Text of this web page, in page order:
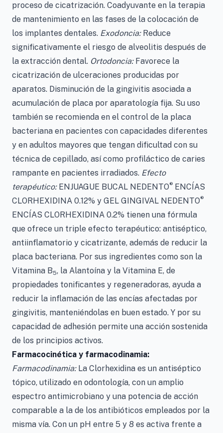
proceso de cicatrización. Coadyuvante en la terapia
de mantenimiento en las fases de la colocación de
los implantes dentales. Exodoncia:Reduce
significativamente el riesgo de alveolitis después de
la extracción dental. Ortodoncia:Favorece la
cicatrización de ulceraciones producidas por
aparatos. Disminución de la gingivitis asociada a
acumulación de placa por aparatología fija. Su uso
también se recomienda en el control de la placa
bacteriana en pacientes con capacidades diferentes
y en adultos mayores que tengan dificultad con su
técnica de cepillado, así como profiláctico de caries
rampante en pacientes irradiados. Efecto
terapéutico:ENJUAGUE BUCAL NEDENTO® ENCÍAS
CLORHEXIDINA 0.12% y GEL GINGIVAL NEDENTO®
ENCÍAS CLORHEXIDINA 0.2% tienen una fórmula
que ofrece un triple efecto terapéutico: antiséptico,
antiinflamatorio y cicatrizante, además de reducir la
placa bacteriana. Por sus ingredientes como son la
Vitamina B5, la Alantoína y la Vitamina E, de
propiedades tonificantes y regeneradoras, ayuda a
reducir la inflamación de las encías afectadas por
gingivitis, manteniéndolas en buen estado. Y por su
capacidad de adhesión permite una acción sostenida
de los principios activos.
Farmacocinética y farmacodinamia:
Farmacodinamia:La Clorhexidina es un antiséptico
tópico, utilizado en odontología, con un amplio
espectro antimicrobiano y una potencia de acción
comparable a la de los antibióticos empleados por la
misma vía. Con un pH entre 5 y 8 es activa frente a